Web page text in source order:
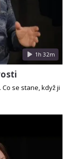
1h 32m
se stane, když ji